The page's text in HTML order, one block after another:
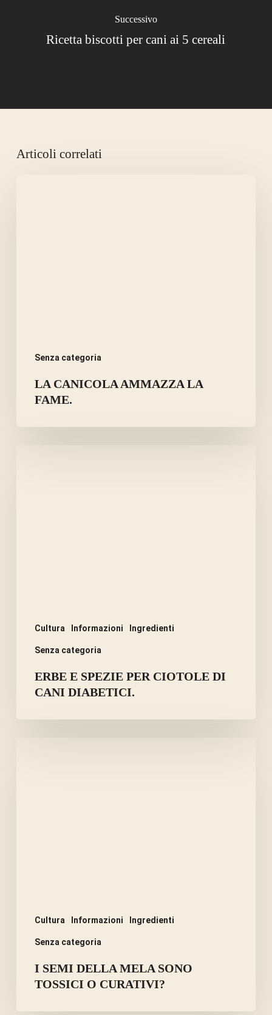
Successivo
Ricetta biscotti per cani ai 5 cereali
Articoli correlati
Senza categoria
LA CANICOLA AMMAZZA LA
FAME.
Cultura Informazioni Ingredienti
Senza categoria
ERBE E SPEZIE PER CIOTOLE DI
CANI DIABETICI.
Cultura Informazioni Ingredienti
Senza categoria
I SEMI DELLA MELA SONO
TOSSICI O CURATIVI?